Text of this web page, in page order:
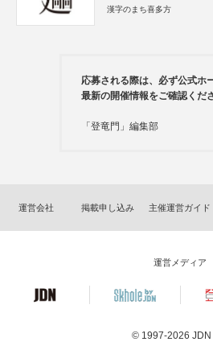
漢字のまち喜多方
応募される際は、必ず公式ホ
最新の開催情報をご確認くだ
「登竜門」編集部
運営会社 掲載申し込み 主催運営ガイド
運営メディア
© 1997-2026 JDN